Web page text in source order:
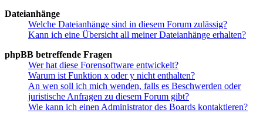
Dateianhänge
Welche Dateianhänge sind in diesem Forum zulässig?
Kann ich eine Übersicht all meiner Dateianhänge erhalten?
phpBB betreffende Fragen
Wer hat diese Forensoftware entwickelt?
Warum ist Funktion x oder y nicht enthalten?
An wen soll ich mich wenden, falls es Beschwerden oder
juristische Anfragen zu diesem Forum gibt?
Wie kann ich einen Administrator des Boards kontaktieren?